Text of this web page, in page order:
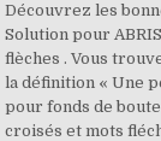
Découvrez les
Solution pour
flèches . Vous
la définition « Une
pour fonds de
croisés et mots